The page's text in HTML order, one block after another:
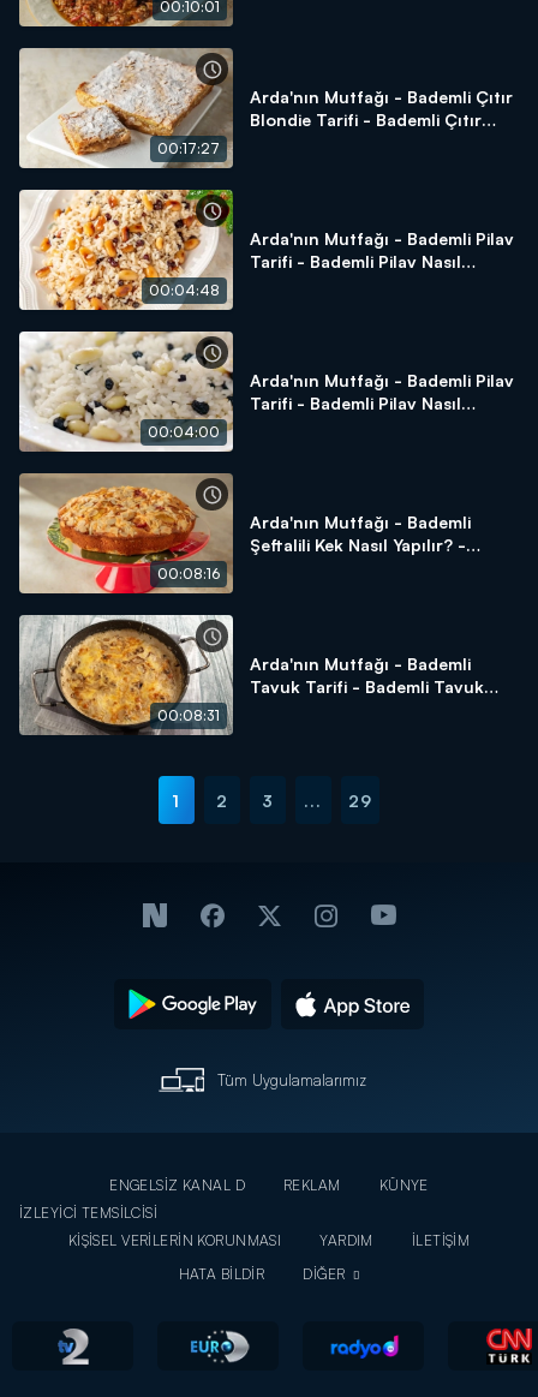
00:10:01
00:17:27
Arda'nın Mutfağı - Bademli Çıtır
Blondie Tarifi - Bademli Çıtır
00:04:48
Arda'nın Mutfağı - Bademli Pilav
Tarifi - Bademli Pilav Nasıl
00:04:00
Arda'nın Mutfağı - Bademli Pilav
Tarifi - Bademli Pilav Nasıl
00:08:16
Arda'nın Mutfağı - Bademli
Şeftalili Kek Nasıl Yapılır? -
00:08:31
Arda'nın Mutfağı - Bademli
Tavuk Tarifi - Bademli Tavuk
1 2 3 ... 29
Tüm Uygulamalarımız
ENGELSİZ KANAL D REKLAM
KÜNYE
İZLEYİCİ TEMSİLCİSİ
KİŞİSEL VERİLERİN KORUNMASI
YARDIM
İLETİŞİM
HATA BİLDİR
DİĞER